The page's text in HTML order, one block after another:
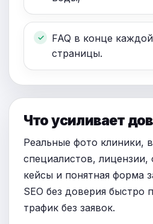
FAQ в конце
страницы.
Что усиливает
Реальные фото клиники,
специалистов,
кейсы и понятная форма
SEO без доверия быстро
трафик без заявок.